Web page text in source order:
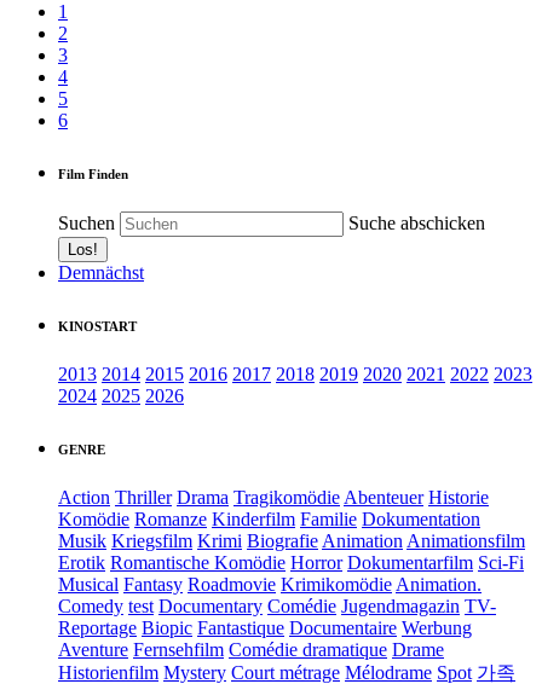
1
2
3
4
5
6
Film Finden
Suchen Suche abschicken
Demnächst
KINOSTART
2013 2014 2015 2016 2017 2018 2019 2020 2021 2022 2023
2024 2025 2026
GENRE
Action Thriller Drama Tragikomödie Abenteuer Historie
Komödie Romanze Kinderfilm Familie Dokumentation
Musik Kriegsfilm Krimi Biografie Animation Animationsfilm
Erotik Romantische Komödie Horror Dokumentarfilm Sci-Fi
Musical Fantasy Roadmovie Krimikomödie Animation.
Comedy test Documentary Comédie Jugendmagazin TV-
Reportage Biopic Fantastique Documentaire Werbung
Aventure Fernsehfilm Comédie dramatique Drame
Historienfilm Mystery Court métrage Mélodrame Spot 가족